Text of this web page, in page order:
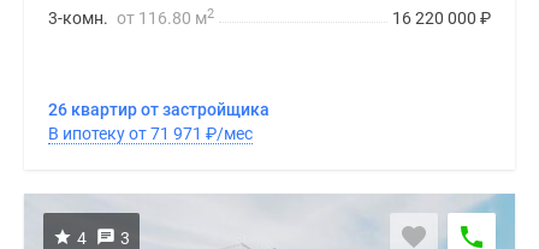
16 220 000 ₽
3-комн. от 116.80 м2
26 квартир от застройщика
В ипотеку от 71 971 ₽/мес
4 3